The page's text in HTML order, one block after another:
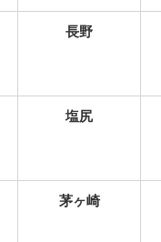
長野
塩尻
茅ヶ崎